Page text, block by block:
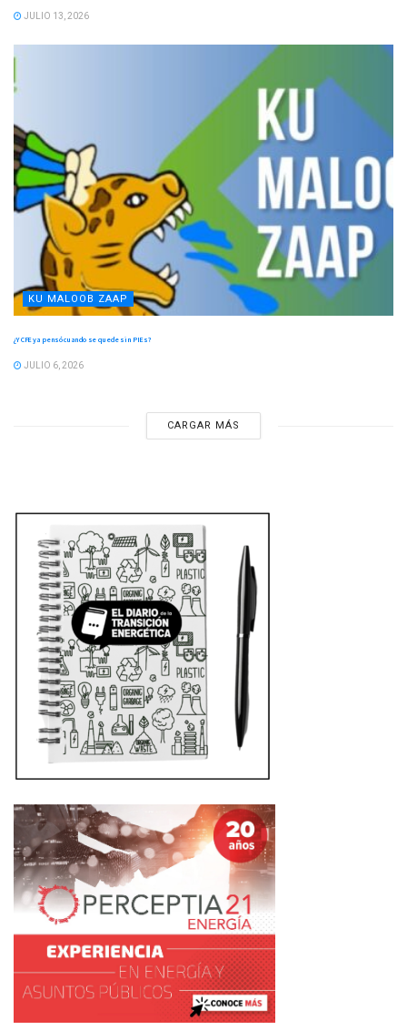
JULIO 13, 2026
KU MALOOB ZAAP
¿Y CFE ya pensó cuando se quede sin PIEs?
JULIO 6, 2026
CARGAR MÁS